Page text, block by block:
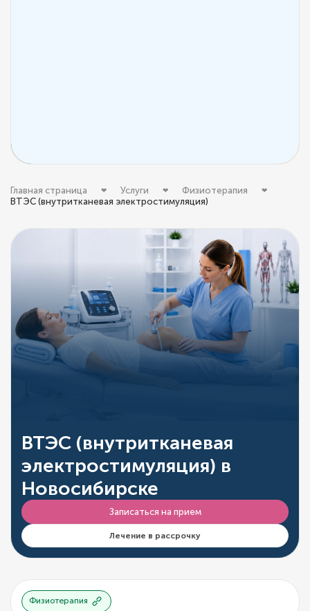
Главная страница Услуги
Физиотерапия
ВТЭС (внутритканевая электростимуляция)
ВТЭС (внутритканевая
электростимуляция) в
Новосибирске
Записаться на прием
Лечение в рассрочку
Физиотерапия